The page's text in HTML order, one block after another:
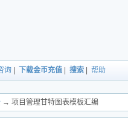
询 下载金币充值 |搜索 |帮助
→ 项目管理甘特图表模板汇编